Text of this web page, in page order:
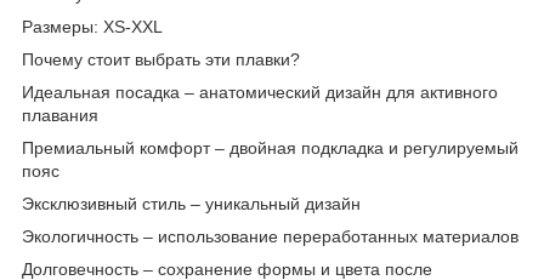
Размеры: XS-XXL
Почему стоит выбрать эти плавки?
Идеальная посадка – анатомический дизайн для активного
плавания
Премиальный комфорт – двойная подкладка и регулируемый
пояс
Эксклюзивный стиль – уникальный дизайн
Экологичность – использование переработанных материалов
Долговечность – сохранение формы и цвета после